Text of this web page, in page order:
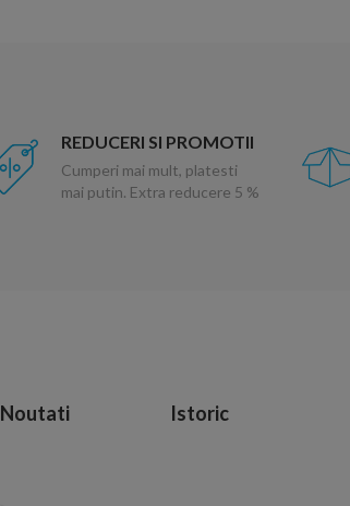
REDUCERI SI PROMOTII
Cumperi mai mult, platesti
mai putin. Extra reducere 5 %
Noutati Istoric